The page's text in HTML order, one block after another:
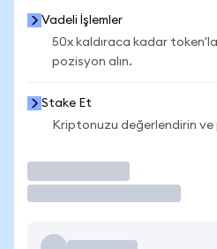
Vadeli İşlemler
50x kaldıraca kadar
pozisyon alın.
Stake Et
Kriptonuzu değerlendirin